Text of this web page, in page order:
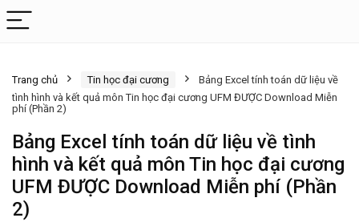
Trang chủ Tin học đại cương
Bảng Excel tính toán dữ liệu về
tình hình và kết quả môn Tin học đại cương UFM ĐƯỢC Download Miễn
phí (Phần 2)
Bảng Excel tính toán dữ liệu về tình
hình và kết quả môn Tin học đại cương
UFM ĐƯỢC Download Miễn phí (Phần
2)